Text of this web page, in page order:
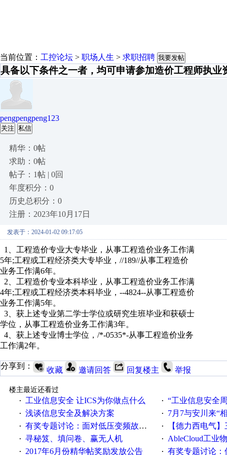
当前位置： 工控论坛 > 职场人生 > 求职招聘 我要发帖
具备以下条件之一者，均可申请参加造价工程师执业
pengpengpeng123
关注 私信
精华：0帖
求助：0帖
帖子：1帖 | 0回
年度积分：0
历史总积分：0
注册：2023年10月17日
发表于：2024-01-02 09:17:05
1、工程造价专业大专毕业，从事工程造价业务工作满
5年;工程或工程经济类大专毕业，//189//从事工程造价
业务工作满6年。
2、工程造价专业本科毕业，从事工程造价业务工作满
4年;工程或工程经济类本科毕业，--4824--从事工程造价
业务工作满5年。
3、获上述专业第二学士学位或研究生班毕业和获硕士
学位，从事工程造价业务工作满3年。
4、获上述专业博士学位，/*-0535*-从事工程造价业务
工作满2年。
分享到： 收藏 邀请回答 回复楼主 举报
楼主最近还看过
·
工业信息安全 让ICS为你做点什么 · “工业信息安全周之我见”
· 浅谈信息安全及解决方案 · 7月7与安川来“
· 有奖专题讨论：面对低压变频故障，老手是这样解决的！ · 【德力西电气】三
· 寻秘笈、填问卷、赢无人机 · AbleCloud工业物联
· 2017年6月份精华帖奖励发放公告 · 有奖专题讨论：伺服选择